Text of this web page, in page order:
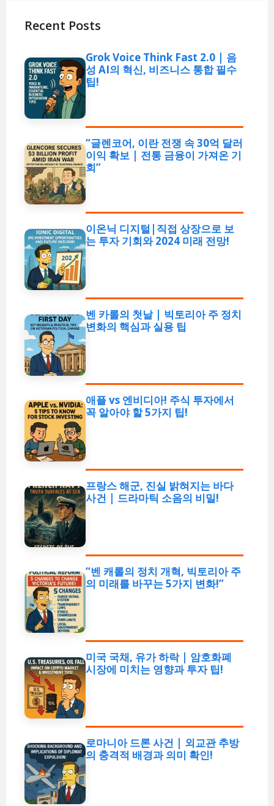
Recent Posts
Grok Voice Think Fast 2.0 | 음
성 AI의 혁신, 비즈니스 통합 필수
팁!
“글렌코어, 이란 전쟁 속 30억 달러
이익 확보 | 전통 금융이 가져온 기
회”
이온닉 디지털|직접 상장으로 보
는 투자 기회와 2024 미래 전망!
벤 카롤의 첫날 | 빅토리아 주 정치
변화의 핵심과 실용 팁
애플 vs 엔비디아! 주식 투자에서
꼭 알아야 할 5가지 팁!
프랑스 해군, 진실 밝혀지는 바다
사건 | 드라마틱 소음의 비밀!
“벤 캐롤의 정치 개혁, 빅토리아 주
의 미래를 바꾸는 5가지 변화!”
미국 국채, 유가 하락 | 암호화폐
시장에 미치는 영향과 투자 팁!
로마니아 드론 사건 | 외교관 추방
의 충격적 배경과 의미 확인!